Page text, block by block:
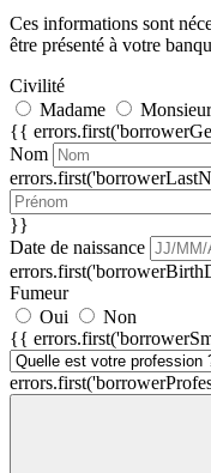
Ces informations sont
être présenté à votre
Civilité
Madame
Monsieur
{{
Nom
}}
Date de naissance
Fumeur
Oui
Non
{{